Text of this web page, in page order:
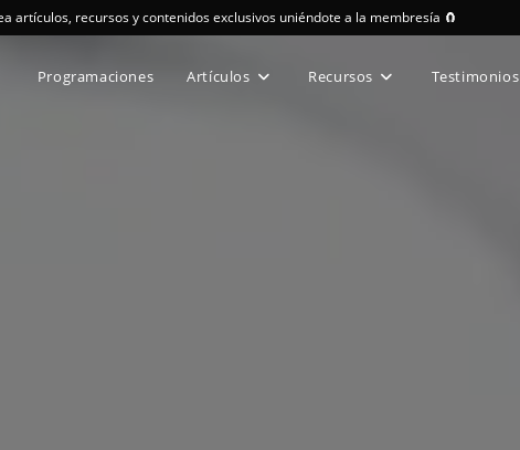
artículos, recursos y contenidos exclusivos uniéndote a la membresía 🧲
Programaciones Artículos Recursos Testimonios